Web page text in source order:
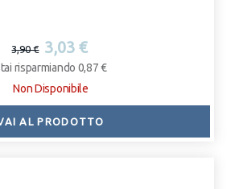
3,90 € 3,03 €
risparmiando 0,87 €
Non Disponibile
AL PRODOTTO